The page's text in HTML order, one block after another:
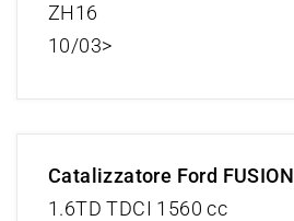
ZH16
10/03>
Catalizzatore Ford FUSION
1.6TD TDCI 1560 cc